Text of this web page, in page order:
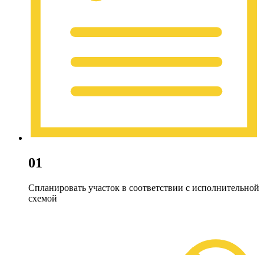
01
Спланировать участок в соответствии с исполнительной
схемой